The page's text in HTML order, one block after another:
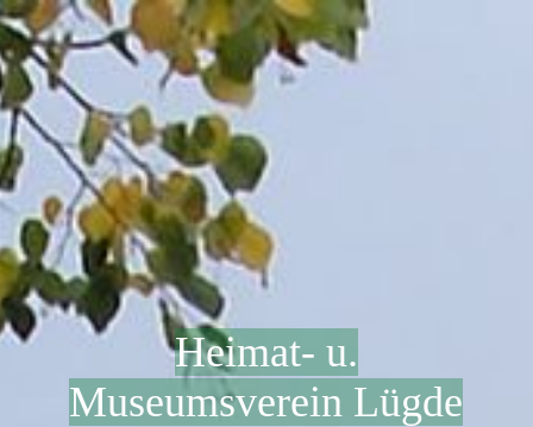
Heimat- u.
Museumsverein Lügde